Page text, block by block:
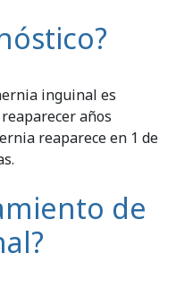
inguinal es
años
reaparece en 1 de
de